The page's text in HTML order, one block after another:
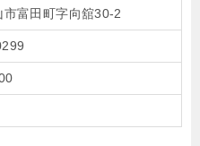
市富田町字向舘30-2